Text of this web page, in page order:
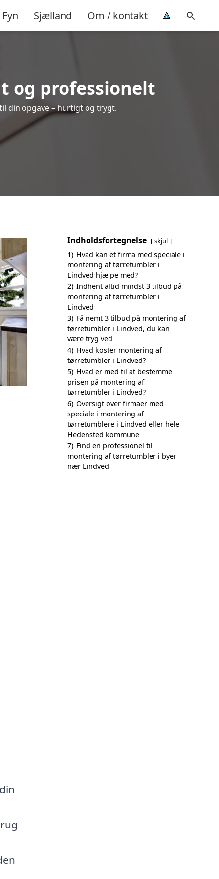
Fyn Sjælland Om / kontakt
og professionelt
din opgave – hurtigt og trygt.
Indholdsfortegnelse skjul
1) Hvad kan et firma med speciale i
montering af tørretumbler i
Lindved hjælpe med?
2) Indhent altid mindst 3 tilbud på
montering af tørretumbler i
Lindved
3) Få nemt 3 tilbud på montering af
tørretumbler i Lindved, du kan
være tryg ved
4) Hvad koster montering af
tørretumbler i Lindved?
5) Hvad er med til at bestemme
prisen på montering af
tørretumbler i Lindved?
6) Oversigt over firmaer med
speciale i montering af
tørretumblere i Lindved eller hele
Hedensted kommune
7) Find en professionel til
montering af tørretumbler i byer
nær Lindved